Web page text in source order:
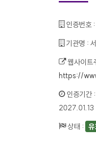
인증번호 :
기관명 :
웹사이트
https://
인증기간 :
2027.01.13
상태 :